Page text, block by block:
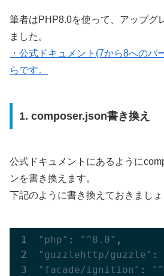
筆者はPHP8.0を使って、アップグ
ました。
・公式ドキュメント(7から8へのバ
らです。
1. composer.json書き換え
公式ドキュメントにあるように
ンを書き換えます。
下記のように書き換えておきましょ
"php" : "^8.0"
"guzzlehttp/guzzle" :
"facade/ignition" :